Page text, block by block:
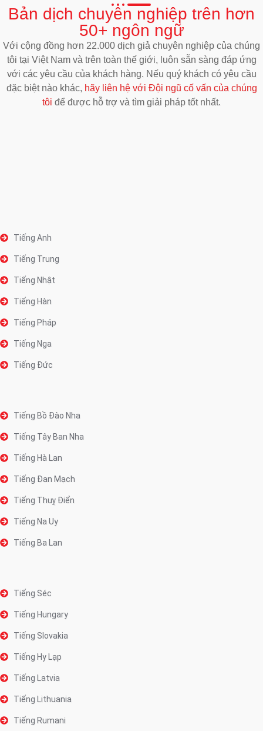
Bản dịch chuyên nghiệp trên hơn
50+ ngôn ngữ
Với cộng đồng hơn 22.000 dịch giả chuyên nghiệp của chúng
tôi tại Việt Nam và trên toàn thế giới, luôn sẵn sàng đáp ứng
với các yêu cầu của khách hàng. Nếu quý khách có yêu cầu
đặc biệt nào khác, hãy liên hệ với Đội ngũ cố vấn của chúng
tôi để được hỗ trợ và tìm giải pháp tốt nhất.
Tiếng Anh
Tiếng Trung
Tiếng Nhật
Tiếng Hàn
Tiếng Pháp
Tiếng Nga
Tiếng Đức
Tiếng Bồ Đào Nha
Tiếng Tây Ban Nha
Tiếng Hà Lan
Tiếng Đan Mạch
Tiếng Thuỵ Điển
Tiếng Na Uy
Tiếng Ba Lan
Tiếng Séc
Tiếng Hungary
Tiếng Slovakia
Tiếng Hy Lạp
Tiếng Latvia
Tiếng Lithuania
Tiếng Rumani